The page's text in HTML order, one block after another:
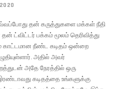
தன் கருத்துகளை மக்கள் நீதி
ட்விட்டர் பக்கம் மூலம் தெரிவித்து
காட்டமான நீண்ட கடிதம் ஒன்றை
அதில் அவர்
அதே நேரத்தில் ஒரு
கடிதத்தை உங்களுக்கு